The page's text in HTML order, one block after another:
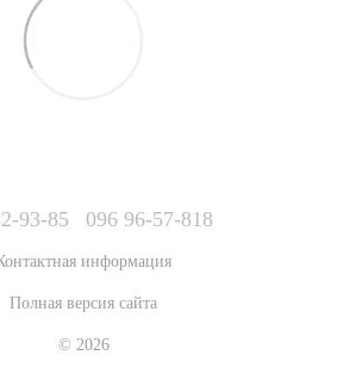
93-85 096 96-57-818
информация
Полная версия сайта
© 2026